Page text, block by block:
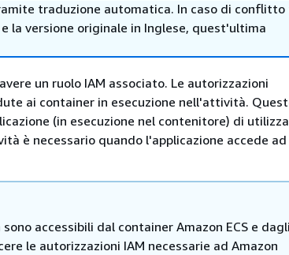
traduzione automatica. In caso di conflitto
la versione originale in Inglese, quest'ultima
un ruolo IAM associato. Le autorizzazioni
ai container in esecuzione nell'attività.
(in esecuzione nel contenitore) di
è necessario quando l'applicazione accede
accessibili dal container Amazon ECS e dagli
le autorizzazioni IAM necessarie ad Amazon